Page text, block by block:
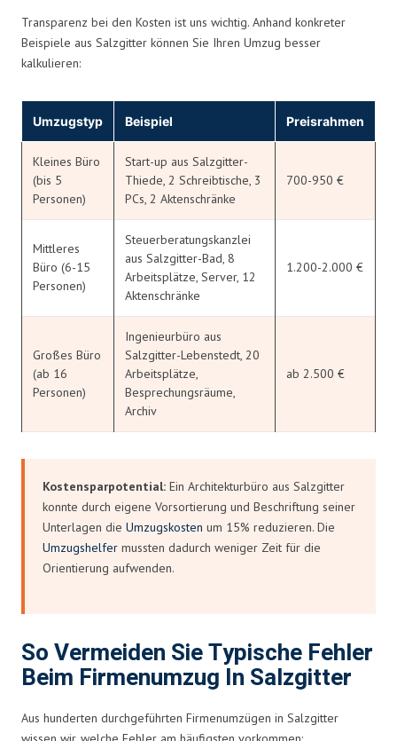
Transparenz bei den Kosten ist uns wichtig. Anhand konkreter
Beispiele aus Salzgitter können Sie Ihren Umzug besser
kalkulieren:
Umzugstyp Beispiel Preisrahmen
Kleines Büro
(bis 5
Personen)
Start-up aus Salzgitter-
Thiede, 2 Schreibtische, 3
PCs, 2 Aktenschränke
700-950 €
Mittleres
Büro (6-15
Personen)
Steuerberatungskanzlei
aus Salzgitter-Bad, 8
Arbeitsplätze, Server, 12
Aktenschränke
1.200-2.000 €
Großes Büro
(ab 16
Personen)
Ingenieurbüro aus
Salzgitter-Lebenstedt, 20
Arbeitsplätze,
Besprechungsräume,
Archiv
ab 2.500 €
Kostensparpotential: Ein Architekturbüro aus Salzgitter
konnte durch eigene Vorsortierung und Beschriftung seiner
Unterlagen die Umzugskosten um 15% reduzieren. Die
Umzugshelfer mussten dadurch weniger Zeit für die
Orientierung aufwenden.
So Vermeiden Sie Typische Fehler
Beim Firmenumzug In Salzgitter
Aus hunderten durchgeführten Firmenumzügen in Salzgitter